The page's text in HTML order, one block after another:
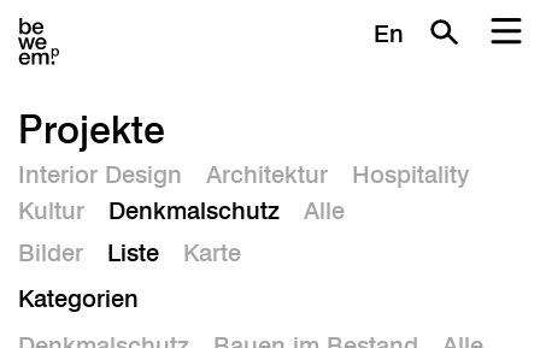
En
Projekte
Interior Design Architektur
Hospitality
Kultur
Denkmalschutz
Alle
Bilder
Liste
Karte
Kategorien